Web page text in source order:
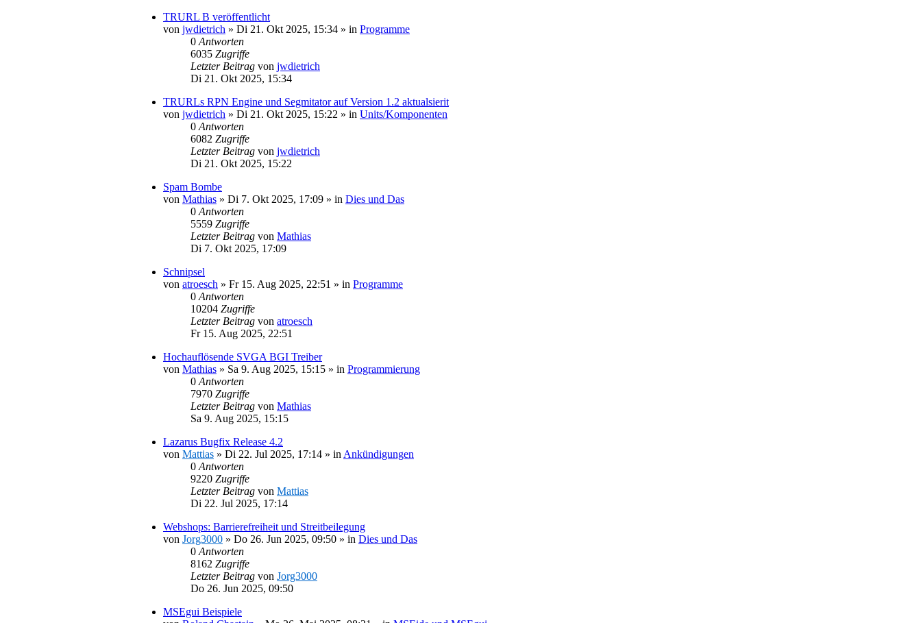
TRURL B veröffentlicht
von jwdietrich » Di 21. Okt 2025, 15:34 » in Programme
0 Antworten
6035 Zugriffe
Letzter Beitrag von jwdietrich
Di 21. Okt 2025, 15:34
TRURLs RPN Engine und Segmitator auf Version 1.2 aktualsierit
von jwdietrich » Di 21. Okt 2025, 15:22 » in Units/Komponenten
0 Antworten
6082 Zugriffe
Letzter Beitrag von jwdietrich
Di 21. Okt 2025, 15:22
Spam Bombe
von Mathias » Di 7. Okt 2025, 17:09 » in Dies und Das
0 Antworten
5559 Zugriffe
Letzter Beitrag von Mathias
Di 7. Okt 2025, 17:09
Schnipsel
von atroesch » Fr 15. Aug 2025, 22:51 » in Programme
0 Antworten
10204 Zugriffe
Letzter Beitrag von atroesch
Fr 15. Aug 2025, 22:51
Hochauflösende SVGA BGI Treiber
von Mathias » Sa 9. Aug 2025, 15:15 » in Programmierung
0 Antworten
7970 Zugriffe
Letzter Beitrag von Mathias
Sa 9. Aug 2025, 15:15
Lazarus Bugfix Release 4.2
von Mattias » Di 22. Jul 2025, 17:14 » in Ankündigungen
0 Antworten
9220 Zugriffe
Letzter Beitrag von Mattias
Di 22. Jul 2025, 17:14
Webshops: Barrierefreiheit und Streitbeilegung
von Jorg3000 » Do 26. Jun 2025, 09:50 » in Dies und Das
0 Antworten
8162 Zugriffe
Letzter Beitrag von Jorg3000
Do 26. Jun 2025, 09:50
MSEgui Beispiele